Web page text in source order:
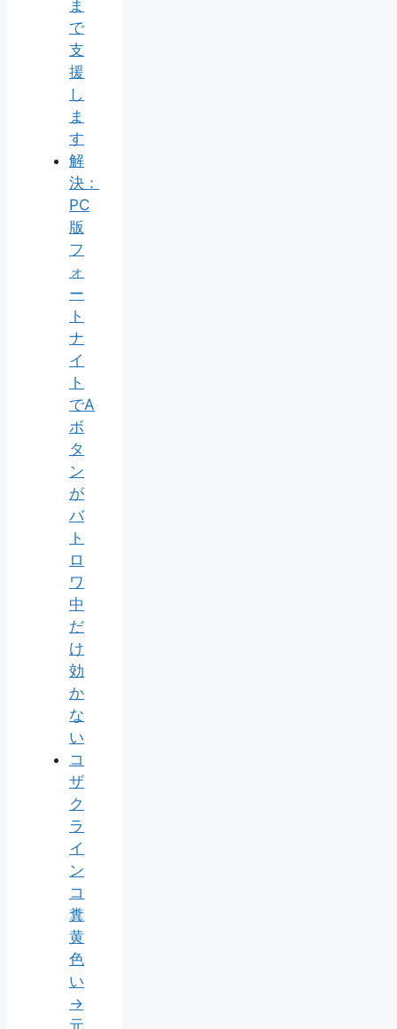
ま
で
支
援
し
ま
す
解
決：
PC
版
フ
ォ
ー
ト
ナ
イ
ト
でA
ボ
タ
ン
が
バ
ト
ロ
ワ
中
だ
け
効
か
な
い
コ
ザ
ク
ラ
イ
ン
コ
糞
黄
色
い
→
元